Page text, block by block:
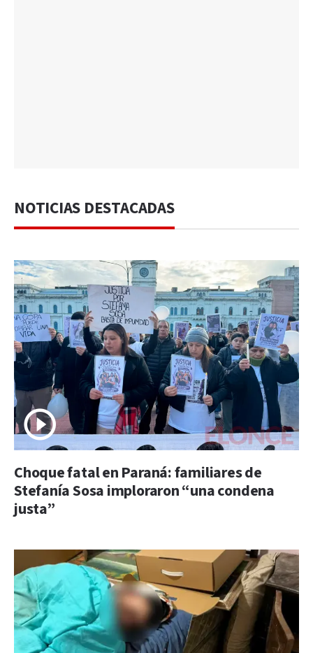
NOTICIAS DESTACADAS
Choque fatal en Paraná: familiares de
Stefanía Sosa imploraron “una condena
justa”